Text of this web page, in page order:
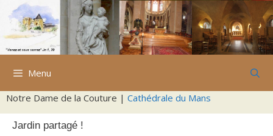
Aller
contenu
Menu
Notre Dame de la Couture | Cathédrale du Mans
Jardin partagé !